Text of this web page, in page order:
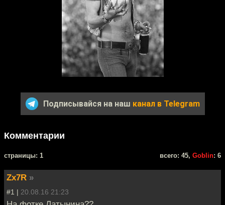
Подписывайся на наш канал в Telegram
Комментарии
cтраницы: 1 всего: 45, Goblin: 6
Zx7R »
#1 | 20.08.16 21:23